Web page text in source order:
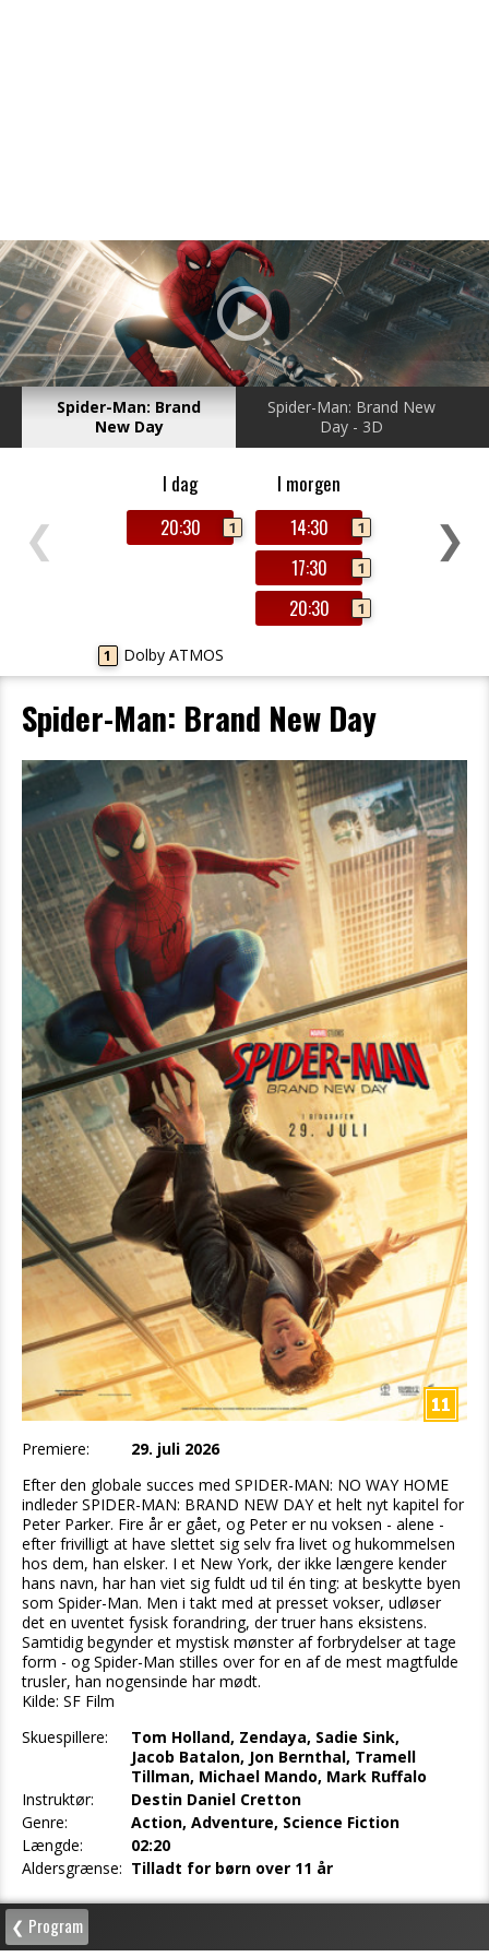
Spider-Man: Brand
New Day
Spider-Man: Brand New
Day - 3D
❮
I dag
20:30 1
I morgen
14:30 1
17:30 1
20:30 1
❯
1 Dolby ATMOS
Spider-Man: Brand New Day
Premiere:
29. juli 2026
Efter den globale succes med SPIDER-MAN: NO WAY HOME
indleder SPIDER-MAN: BRAND NEW DAY et helt nyt kapitel for
Peter Parker. Fire år er gået, og Peter er nu voksen - alene -
efter frivilligt at have slettet sig selv fra livet og hukommelsen
hos dem, han elsker. I et New York, der ikke længere kender
hans navn, har han viet sig fuldt ud til én ting: at beskytte byen
som Spider-Man. Men i takt med at presset vokser, udløser
det en uventet fysisk forandring, der truer hans eksistens.
Samtidig begynder et mystisk mønster af forbrydelser at tage
form - og Spider-Man stilles over for en af de mest magtfulde
trusler, han nogensinde har mødt.
Kilde: SF Film
Skuespillere:
Tom Holland, Zendaya, Sadie Sink,
Jacob Batalon, Jon Bernthal, Tramell
Tillman, Michael Mando, Mark Ruffalo
Instruktør:
Destin Daniel Cretton
Genre:
Action, Adventure, Science Fiction
Længde:
02:20
Aldersgrænse: Tilladt for børn over 11 år
❮ Program